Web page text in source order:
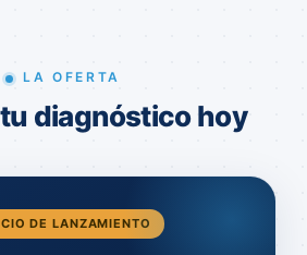
LA OFERTA
diagnóstico hoy
DE LANZAMIENTO